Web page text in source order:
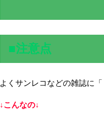
■注意点
よくサンレコなどの雑誌に
↓こんなの↓